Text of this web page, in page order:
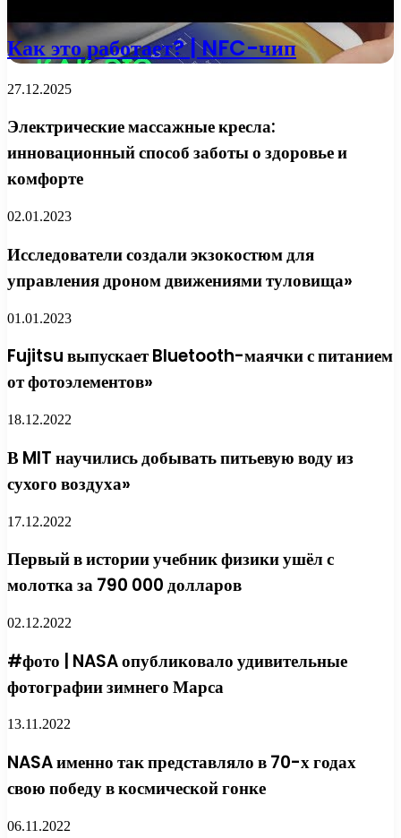
Как это работает? | NFC-чип
27.12.2025
Электрические массажные кресла:
инновационный способ заботы о здоровье и
комфорте
02.01.2023
Исследователи создали экзокостюм для
управления дроном движениями туловища»
01.01.2023
Fujitsu выпускает Bluetooth-маячки с питанием
от фотоэлементов»
18.12.2022
В MIT научились добывать питьевую воду из
сухого воздуха»
17.12.2022
Первый в истории учебник физики ушёл с
молотка за 790 000 долларов
02.12.2022
#фото | NASA опубликовало удивительные
фотографии зимнего Марса
13.11.2022
NASA именно так представляло в 70-х годах
свою победу в космической гонке
06.11.2022